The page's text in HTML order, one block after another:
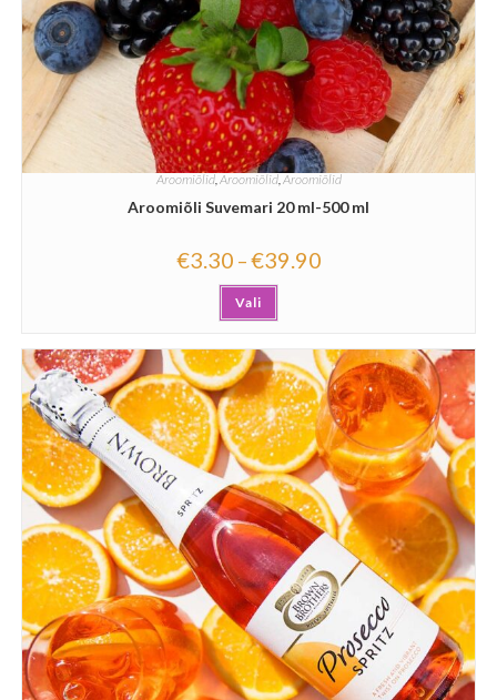
Aroomiõlid,Aroomiõlid,Aroomiõlid
Aroomiõli Suvemari 20 ml-500 ml
€3.30 –€39.90
Vali